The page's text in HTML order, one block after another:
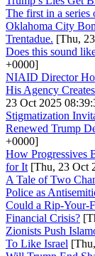
The first in a series
Oklahoma City
Trentadue. [Thu,
Does this sound
+0000]
NIAID Director
His Agency
23 Oct 2025
Stigmatization
Renewed Trump
+0000]
How Progressives
for It [Thu, 23 Oct
A Tale of Two
Police as
Could a Rip-Your-
Financial Crisis?
Zionists Push
To Like Israel